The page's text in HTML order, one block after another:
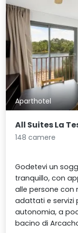
Aparthotel
All Suites La
148 camere
Godetevi un
tranquillo, con
alle persone con
adattati e
autonomia, a
bacino di